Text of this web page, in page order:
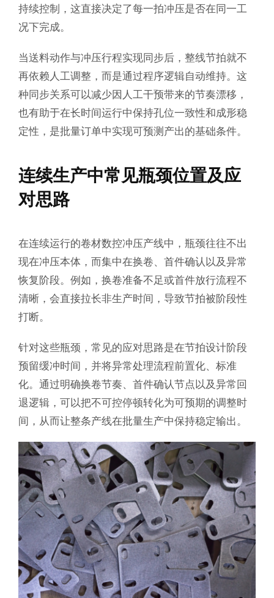
持续控制，这直接决定了每一拍冲压是否在同一工
况下完成。
当送料动作与冲压行程实现同步后，整线节拍就不
再依赖人工调整，而是通过程序逻辑自动维持。这
种同步关系可以减少因人工干预带来的节奏漂移，
也有助于在长时间运行中保持孔位一致性和成形稳
定性，是批量订单中实现可预测产出的基础条件。
连续生产中常见瓶颈位置及应
对思路
在连续运行的卷材数控冲压产线中，瓶颈往往不出
现在冲压本体，而集中在换卷、首件确认以及异常
恢复阶段。例如，换卷准备不足或首件放行流程不
清晰，会直接拉长非生产时间，导致节拍被阶段性
打断。
针对这些瓶颈，常见的应对思路是在节拍设计阶段
预留缓冲时间，并将异常处理流程前置化、标准
化。通过明确换卷节奏、首件确认节点以及异常回
退逻辑，可以把不可控停顿转化为可预期的调整时
间，从而让整条产线在批量生产中保持稳定输出。